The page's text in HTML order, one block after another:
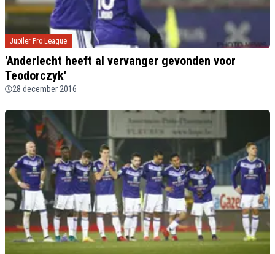
Jupiler Pro League
'Anderlecht heeft al vervanger gevonden voor
Teodorczyk'
28 december 2016